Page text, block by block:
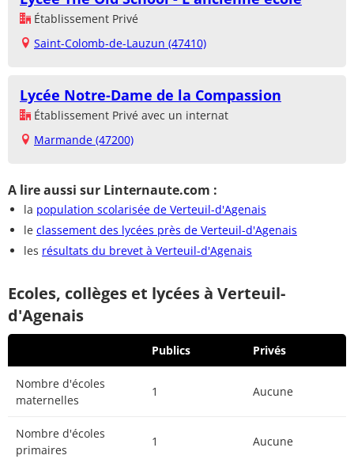
Établissement Privé
Saint-Colomb-de-Lauzun (47410)
Lycée Notre-Dame de la Compassion
Établissement Privé avec un internat
Marmande (47200)
A lire aussi sur Linternaute.com :
la population scolarisée de Verteuil-d'Agenais
le classement des lycées près de Verteuil-d'Agenais
les résultats du brevet à Verteuil-d'Agenais
Ecoles, collèges et lycées à Verteuil-
d'Agenais
Publics Privés
Nombre d'écoles
maternelles
1 Aucune
Nombre d'écoles
primaires
1 Aucune